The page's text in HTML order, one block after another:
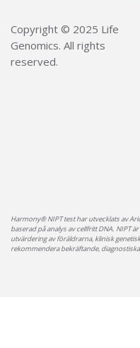
Staketgatan 32
Visa på
Copyright © 2025 Life
Genomics. All rights
reserved.
Harmony® NIPT test har utvecklats av
baserad på analys av cellfritt DNA. NIPT
utvärdering av föräldrarna, klinisk
rekommendera bekräftande,